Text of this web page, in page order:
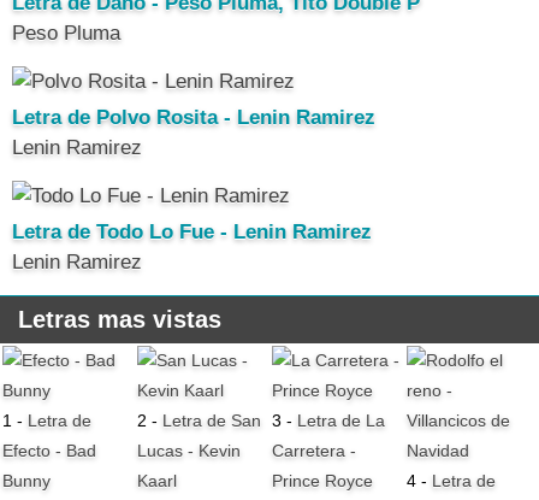
Peso Pluma
Letra de Polvo Rosita - Lenin Ramirez
Lenin Ramirez
Letra de Todo Lo Fue - Lenin Ramirez
Lenin Ramirez
Letras mas vistas
1 - Letra de
Efecto - Bad
Bunny
2 - Letra de San
Lucas - Kevin
Kaarl
3 - Letra de La
Carretera -
Prince Royce
4 - Letra de